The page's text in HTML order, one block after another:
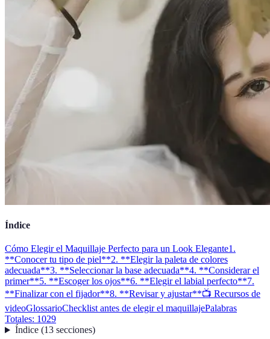
Índice
Cómo Elegir el Maquillaje Perfecto para un Look Elegante1.
**Conocer tu tipo de piel**2. **Elegir la paleta de colores
adecuada**3. **Seleccionar la base adecuada**4. **Considerar el
primer**5. **Escoger los ojos**6. **Elegir el labial perfecto**7.
**Finalizar con el fijador**8. **Revisar y ajustar**📺 Recursos de
videoGlossarioChecklist antes de elegir el maquillajePalabras
Totales: 1029
Índice(13 secciones)